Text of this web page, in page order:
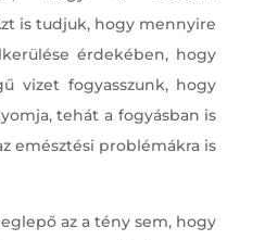
is tudjuk, hogy mennyire
érdekében, hogy
vizet fogyasszunk, hogy
tehát a fogyásban is
emésztési problémákra is
az a tény sem, hogy